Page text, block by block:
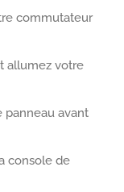
commutateur
allumez votre
panneau avant
console de